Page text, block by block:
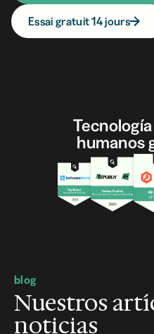
Essai gratuit 14 jours
humanos
blog
Nuestros
noticias